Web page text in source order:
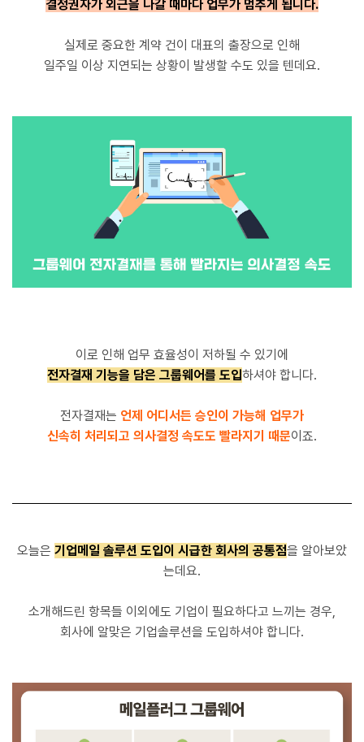
결정권자가 외근을 나갈 때마다 업무가 멈추게 됩니다.
실제로 중요한 계약 건이 대표의 출장으로 인해
일주일 이상 지연되는 상황이 발생할 수도 있을 텐데요.
이로 인해 업무 효율성이 저하될 수 있기에
전자결재 기능을 담은 그룹웨어를 도입하셔야 합니다.
전자결재는 언제 어디서든 승인이 가능해 업무가
신속히 처리되고 의사결정 속도도 빨라지기 때문이죠.
오늘은 기업메일 솔루션 도입이 시급한 회사의 공통점을 알아보았
는데요.
소개해드린 항목들 이외에도 기업이 필요하다고 느끼는 경우,
회사에 알맞은 기업솔루션을 도입하셔야 합니다.